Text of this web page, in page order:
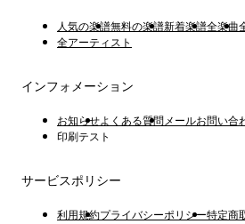
人気の楽譜無料の楽譜新着楽譜全楽曲
全アーティスト
インフォメーション
お知らせよくある質問 メールお問い合
印刷テスト
サービスポリシー
利用規約プライバシーポリシー特定商